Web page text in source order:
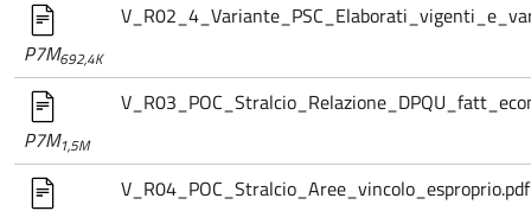
P7M692,4K
P7M1,5M
V_R04_POC_Stralcio_Aree_vincolo_esproprio.pdf